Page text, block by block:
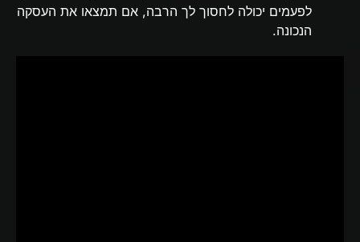
לפעמים יכולה לחסוך לך הרבה, אם תמצאו את העסקה
הנכונה.